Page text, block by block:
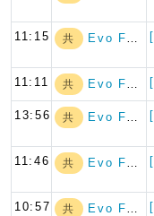
11:15 共 Evo Fund
11:11 共 Evo Fund
13:56 共 Evo Fund
11:46 共 Evo Fund
10:57 共 Evo Fund